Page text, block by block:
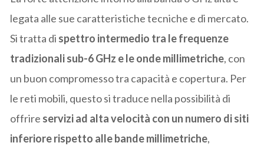
legata alle sue caratteristiche tecniche e di mercato.
Si tratta di spettro intermedio tra le frequenze
tradizionali sub-6 GHz e le onde millimetriche, con
un buon compromesso tra capacità e copertura. Per
le reti mobili, questo si traduce nella possibilità di
offrire servizi ad alta velocità con un numero di siti
inferiore rispetto alle bande millimetriche,